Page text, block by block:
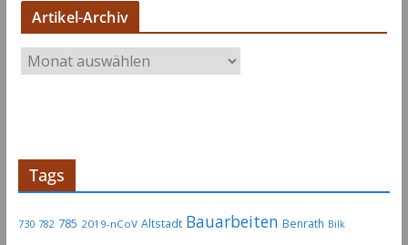
Artikel-Archiv
r
l
Tags
730 782 785 2019-nCoV Altstadt Bauarbeiten Benrath Bilk